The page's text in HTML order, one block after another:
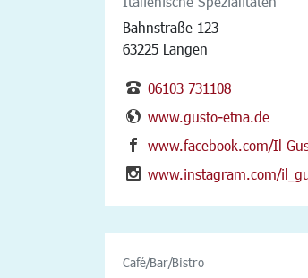
Bahnstraße 123
63225 Langen
06103 731108
www.gusto-etna.de
www.facebook.com/Il
www.instagram.com/
Café/Bar/Bistro